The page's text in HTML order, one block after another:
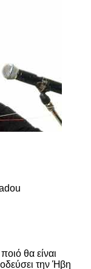
θα είναι
την Ήβη